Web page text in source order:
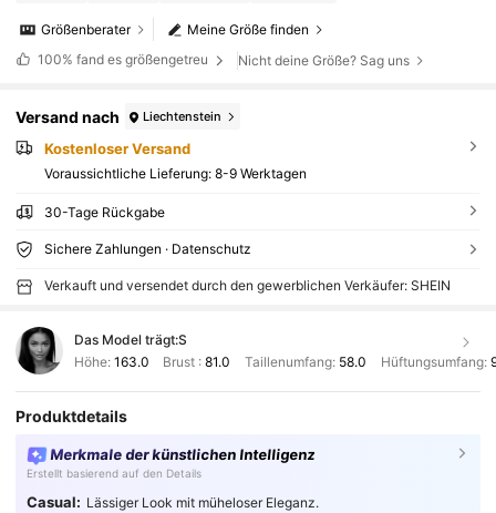
Meine Größe finden
Größenberater
100% fand es größengetreu Nicht deine Größe? Sag uns
Versand nach Liechtenstein
Kostenloser Versand
Voraussichtliche Lieferung: 8-9 Werktagen
30-Tage Rückgabe
Sichere Zahlungen · Datenschutz
Verkauft und versendet durch den gewerblichen Verkäufer: SHEIN
Das Model trägt:S
Höhe: 163.0 Brust :81.0 Taillenumfang: 58.0 Hüftungsumfang:
Produktdetails
Merkmale der künstlichen Intelligenz
Erstellt basierend auf den Details
Casual: Lässiger Look mit müheloser Eleganz.